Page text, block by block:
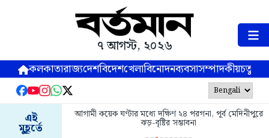
৭ আগস্ট, ২০২৬
কলকাতারাজ্যদেশবিদেশখেলাবিনোদনব্যবসাসম্পাদকীয়
এই
মুহূর্তে
আগামী কয়েক ঘণ্টার মধ্যে দক্ষিণ ২৪ পরগনা, পূর্ব মেদিনীপুরে
ঝড়-বৃষ্টির সম্ভাবনা